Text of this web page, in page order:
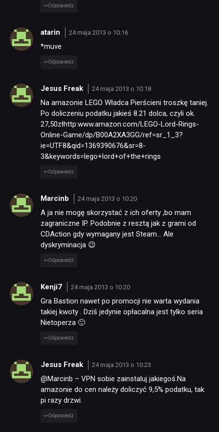
Odpowiedz
atarin 24 maja 2013 o 10:16
*muve
Odpowiedz
Jesus Freak 24 maja 2013 o 10:18
Na amazonie LEGO Władca Pierścieni troszkę taniej.
Po doliczeniu podatku jakieś 8.21 dolca, czyli ok.
27,50złhttp:www.amazon.com/LEGO-Lord-Rings-
Online-Game/dp/B00A2XA3GG/ref=sr_1_3?
ie=UTF8&qid=1369390676&sr=8-
3&keywords=lego+lord+of+the+rings
Odpowiedz
Marcinb 24 maja 2013 o 10:20
A ja nie mogę skorzystać z ich oferty ,bo mam
zagraniczne IP. Podobnie z resztą jak z grami od
CDAction gdy wymagany jest Steam… Ale
dyskryminacja 😉
Odpowiedz
Kenji7 24 maja 2013 o 10:20
Gra Bastion nawet po promocji nie warta wydania
takiej kwoty . Dziś jedynie opłacalna jest tylko seria
Nietoperza 🙂
Odpowiedz
Jesus Freak 24 maja 2013 o 10:23
@Marcinb – VPN sobie zainstaluj jakiegoś.Na
amazonie do cen należy doliczyć 9,5% podatku, tak
pi razy drzwi.
Odpowiedz